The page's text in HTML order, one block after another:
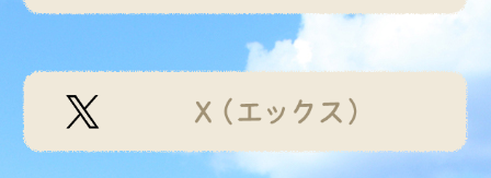
ヨーグルトができるまで